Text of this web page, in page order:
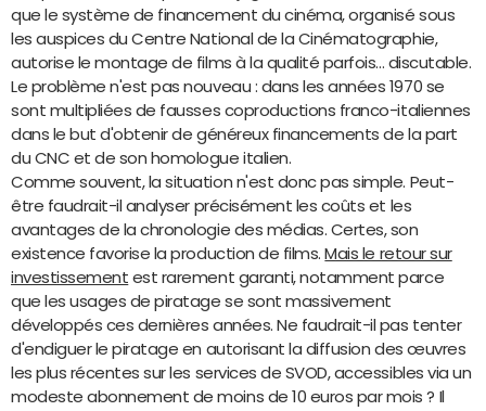
que le système de financement du cinéma, organisé sous
les auspices du Centre National de la Cinématographie,
autorise le montage de films à la qualité parfois... discutable.
Le problème n'est pas nouveau : dans les années 1970 se
sont multipliées de fausses coproductions franco-italiennes
dans le but d'obtenir de généreux financements de la part
du CNC et de son homologue italien.
Comme souvent, la situation n'est donc pas simple. Peut-
être faudrait-il analyser précisément les coûts et les
avantages de la chronologie des médias. Certes, son
existence favorise la production de films.Mais le retour sur
investissement est rarement garanti, notamment parce
que les usages de piratage se sont massivement
développés ces dernières années. Ne faudrait-il pas tenter
d'endiguer le piratage en autorisant la diffusion des œuvres
les plus récentes sur les services de SVOD, accessibles via un
modeste abonnement de moins de 10 euros par mois ? Il